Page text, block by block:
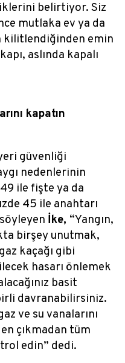
belirtiyor. Siz
mutlaka ev ya da
kilitlendiğinden emin
aslında kapalı
kapatın
güvenliği
nedenlerinin
ile fişte ya da
45 ile anahtarı
İke, “Yangın,
birşey unutmak,
kaçağı gibi
hasarı önlemek
basit
davranabilirsiniz.
ve su vanalarını
çıkmadan tüm
edin” dedi.